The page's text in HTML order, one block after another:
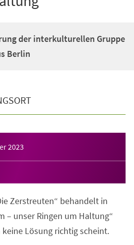
der interkulturellen Gruppe
Berlin
2023
Zerstreuten“ behandelt in
– unser Ringen um Haltung“
Lösung richtig scheint.